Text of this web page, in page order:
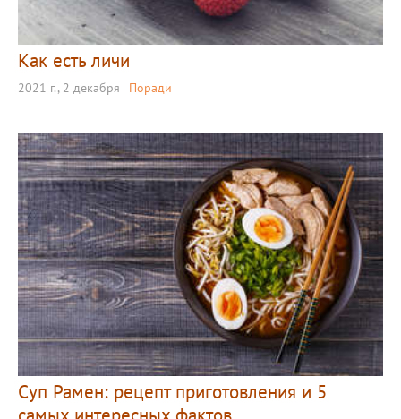
Как есть личи
2021 г., 2 декабря Поради
Суп Рамен: рецепт приготовления и 5